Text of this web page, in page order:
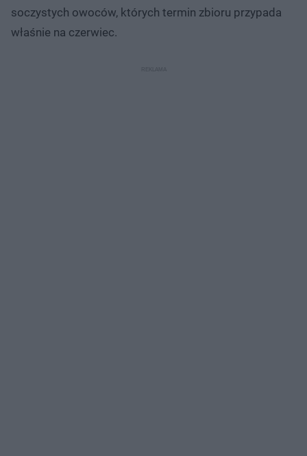
soczystych owoców, których termin zbioru przypada
właśnie na czerwiec.